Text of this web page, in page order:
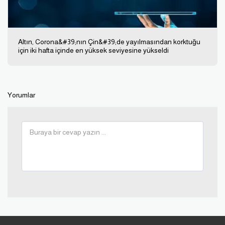
Altın, Corona&#39;nın Çin&#39;de yayılmasından korktuğu
için iki hafta içinde en yüksek seviyesine yükseldi
Yorumlar